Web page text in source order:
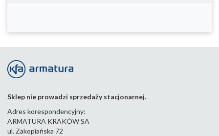
Sklep nie prowadzi sprzedaży stacjonarnej.
Adres korespondencyjny:
ARMATURA KRAKÓW SA
ul. Zakopiańska 72